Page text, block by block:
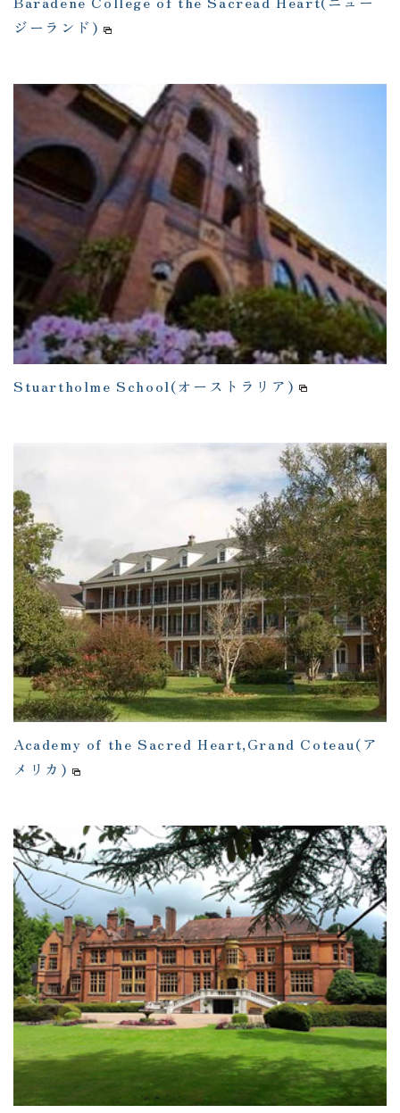
ジーランド)
Stuartholme School(オーストラリア)
Academy of the Sacred Heart,Grand Coteau(ア
メリカ)